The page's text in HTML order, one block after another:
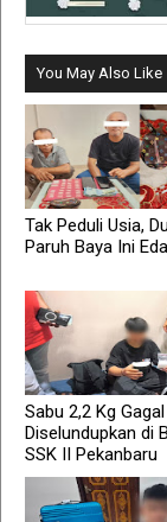
You May Also Like
Tak Peduli Usia,
Paruh Baya Ini
Sabu 2,2 Kg Gagal
Diselundupkan di
SSK II Pekanbaru